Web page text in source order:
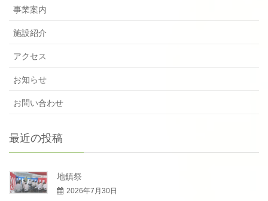
事業案内
施設紹介
アクセス
お知らせ
お問い合わせ
最近の投稿
地鎮祭
2026年7月30日